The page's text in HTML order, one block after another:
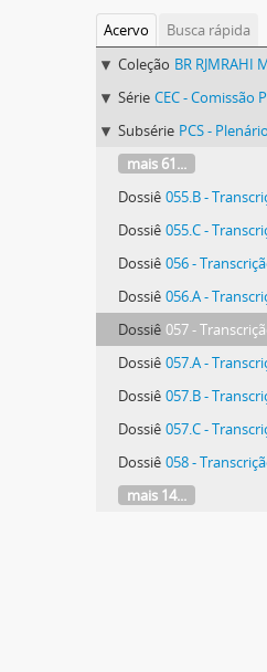
Acervo
Busca rápida
Coleção BR RJMRAHI MC
Série CEC - Comissão
Subsérie PCS - Plenário,
mais 61...
Dossiê 055.B -
Dossiê 055.C -
Dossiê 056 -
Dossiê 056.A -
Dossiê 057 -
Dossiê 057.A -
Dossiê 057.B -
Dossiê 057.C -
Dossiê 058 -
mais 14...